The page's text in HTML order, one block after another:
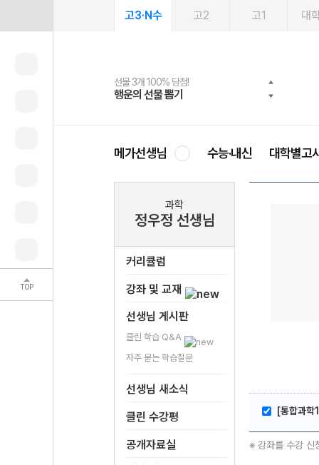
TOP
고3·N수 고2 고1 대
선물 3개 100% 당첨!
행운의 선물 뽑기
선물 100% 증정!
메가스터디 X 올리브
여름방학 스터디 캐시백
메가런 썸머스쿨
2027 러셀 단과
강사 공개선발
스마트러닝앱
설문 EVENT
메가패스
3일 무료 체험권
메가패스 수강생 무료혜택!
메가클럽 멤버십
사회공헌 캠페인
희망이룸 메가나눔
메가선생님 수능·내신 대학별고
과학
정우정 선생님
커리큘럼
강좌 및 교재
선생님 게시판
클린 학습 Q&A
자주 묻는 학습질문
선생님 새소식
클린 수강평
공개자료실
[통합과학
※ 강좌를 수강 신